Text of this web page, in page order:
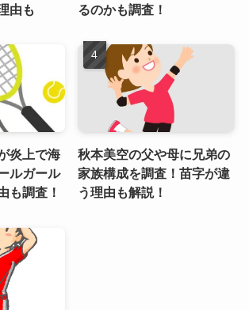
由も
るのかも調査！
炎上で海
ルガール
も調査！
秋本美空の父や母に兄弟の
家族構成を調査！苗字が違
う理由も解説！